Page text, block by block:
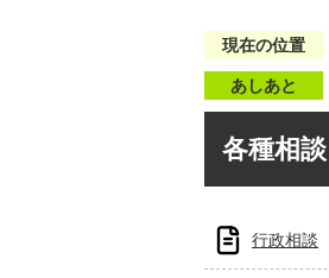
現在の位置
あしあと
各種相談
行政相談